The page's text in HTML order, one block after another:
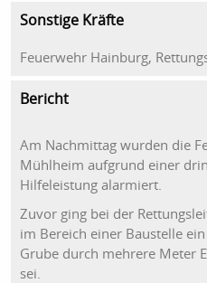
Sonstige Kräfte
Feuerwehr Hainburg,
Bericht
Am Nachmittag wurden die
Mühlheim aufgrund einer
Hilfeleistung alarmiert.
Zuvor ging bei der
im Bereich einer Baustelle
Grube durch mehrere Meter
sei.